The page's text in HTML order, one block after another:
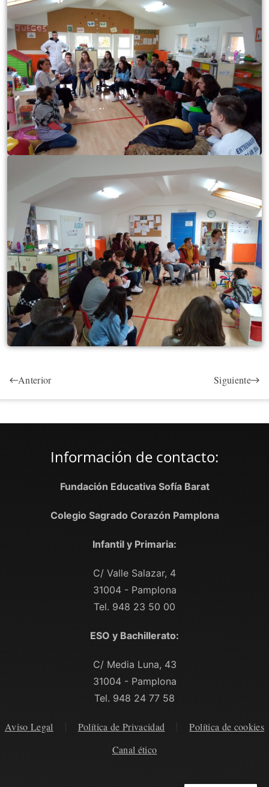
Anterior Siguiente
Información de contacto:
Fundación Educativa Sofía Barat
Colegio Sagrado Corazón Pamplona
Infantil y Primaria:
C/ Valle Salazar, 4
31004 - Pamplona
Tel. 948 23 50 00
ESO y Bachillerato:
C/ Media Luna, 43
31004 - Pamplona
Tel. 948 24 77 58
Aviso Legal Política de Privacidad
Política de cookies
Canal ético